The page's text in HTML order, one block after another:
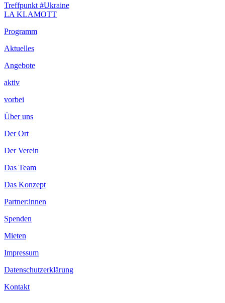
Beitragsnavigation
Vorheriger
Beitrag:
Treffpunkt #Ukraine
Nächster
LA KLAMOTT
Footer
Inhalt
Programm
Aktuelles
Angebote
aktiv
vorbei
Über uns
Der Ort
Der Verein
Das Team
Das Konzept
Partner:innen
Spenden
Mieten
Impressum
Datenschutzerklärung
Kontakt